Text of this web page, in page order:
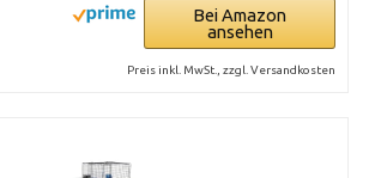
Bei Amazon
ansehen
Preis inkl. MwSt., zzgl. Versandkosten